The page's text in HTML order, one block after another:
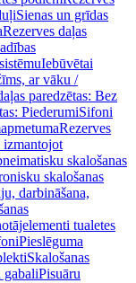
Sienas un grīdas
Rezerves daļas
Iebūvētai
ar vāku /
paredzētas: Bez
PiederumiSifoni
Rezerves
izmantojot
skalošanas
skalošanas
darbināšana,
tualetes
Pieslēguma
Skalošanas
gabaliPisuāru